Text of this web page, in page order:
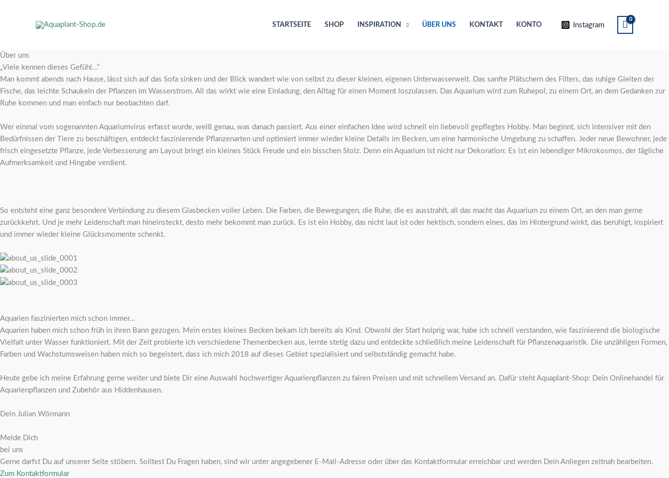
STARTSEITE SHOP INSPIRATION ÜBER UNS KONTAKT KONTO Instagram
Über uns
„Viele kennen dieses Gefühl...“
Man kommt abends nach Hause, lässt sich auf das Sofa sinken und der Blick wandert wie von selbst zu dieser kleinen, eigenen Unterwasserwelt. Das sanfte Plätschern des Filters, das ruhige Gleiten der
Fische, das leichte Schaukeln der Pflanzen im Wasserstrom. All das wirkt wie eine Einladung, den Alltag für einen Moment loszulassen. Das Aquarium wird zum Ruhepol, zu einem Ort, an dem Gedanken zur
Ruhe kommen und man einfach nur beobachten darf.
Wer einmal vom sogenannten Aquariumvirus erfasst wurde, weiß genau, was danach passiert. Aus einer einfachen Idee wird schnell ein liebevoll gepflegtes Hobby. Man beginnt, sich intensiver mit den
Bedürfnissen der Tiere zu beschäftigen, entdeckt faszinierende Pflanzenarten und optimiert immer wieder kleine Details im Becken, um eine harmonische Umgebung zu schaffen. Jeder neue Bewohner, jede
frisch eingesetzte Pflanze, jede Verbesserung am Layout bringt ein kleines Stück Freude und ein bisschen Stolz. Denn ein Aquarium ist nicht nur Dekoration: Es ist ein lebendiger Mikrokosmos, der tägliche
Aufmerksamkeit und Hingabe verdient.
So entsteht eine ganz besondere Verbindung zu diesem Glasbecken voller Leben. Die Farben, die Bewegungen, die Ruhe, die es ausstrahlt, all das macht das Aquarium zu einem Ort, an den man gerne
zurückkehrt. Und je mehr Leidenschaft man hineinsteckt, desto mehr bekommt man zurück. Es ist ein Hobby, das nicht laut ist oder hektisch, sondern eines, das im Hintergrund wirkt, das beruhigt, inspiriert
und immer wieder kleine Glücksmomente schenkt.
Aquarien faszinierten mich schon immer...
Aquarien haben mich schon früh in ihren Bann gezogen. Mein erstes kleines Becken bekam ich bereits als Kind. Obwohl der Start holprig war, habe ich schnell verstanden, wie faszinierend die biologische
Vielfalt unter Wasser funktioniert. Mit der Zeit probierte ich verschiedene Themenbecken aus, lernte stetig dazu und entdeckte schließlich meine Leidenschaft für Pflanzenaquaristik. Die unzähligen Formen,
Farben und Wachstumsweisen haben mich so begeistert, dass ich mich 2018 auf dieses Gebiet spezialisiert und selbstständig gemacht habe.
Heute gebe ich meine Erfahrung gerne weiter und biete Dir eine Auswahl hochwertiger Aquarienpflanzen zu fairen Preisen und mit schnellem Versand an. Dafür steht Aquaplant-Shop: Dein Onlinehandel für
Aquarienpflanzen und Zubehör aus Hiddenhausen.
Dein Julian Wörmann
Melde Dich
bei uns
Gerne darfst Du auf unserer Seite stöbern. Solltest Du Fragen haben, sind wir unter angegebener E-Mail-Adresse oder über das Kontaktformular erreichbar und werden Dein Anliegen zeitnah bearbeiten.
Zum Kontaktformular